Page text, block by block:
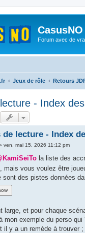
CasusNO
Forum avec de
Jeux de rôle Retours
- Index
de lecture - Index
ven. mai 15, 2026 11:12 pm
la liste des
mais vous voulez être
des pistes données
large, et pour chaque
mon exemple du perso qui '
il y a un remède à trouver